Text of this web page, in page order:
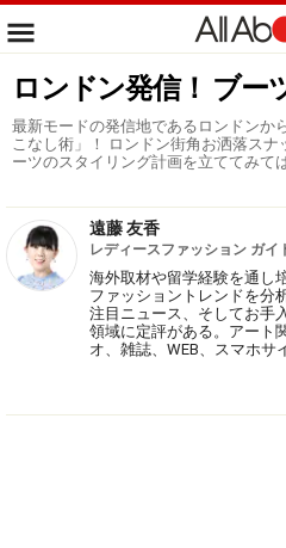
ロンドン発信！ ブー
最新モードの発信地であるロンドンか
こなし術」！ ロンドン街角お洒落ス
ーツのスタイリング計画を立ててみて
遠藤 友香
レディースファッション ガイ
海外取材や留学経験を通し
ファッショントレンドを分
注目ニュース、そしてお手
領域に定評がある。アート
オ、雑誌、WEB、スマホサ